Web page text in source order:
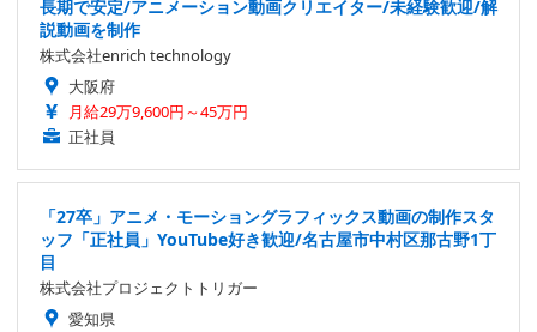
長期で安定/アニメーション動画クリエイター/未経験歓迎/解
説動画を制作
株式会社enrich technology
大阪府
月給29万9,600円～45万円
正社員
「27卒」アニメ・モーショングラフィックス動画の制作スタ
ッフ「正社員」YouTube好き歓迎/名古屋市中村区那古野1丁
目
株式会社プロジェクトトリガー
愛知県